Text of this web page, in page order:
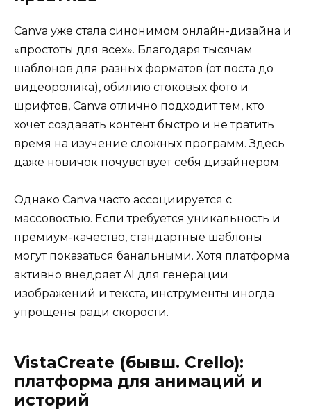
Canva уже стала синонимом онлайн-дизайна и
«простоты для всех». Благодаря тысячам
шаблонов для разных форматов (от поста до
видеоролика), обилию стоковых фото и
шрифтов, Canva отлично подходит тем, кто
хочет создавать контент быстро и не тратить
время на изучение сложных программ. Здесь
даже новичок почувствует себя дизайнером.
Однако Canva часто ассоциируется с
массовостью. Если требуется уникальность и
премиум-качество, стандартные шаблоны
могут показаться банальными. Хотя платформа
активно внедряет AI для генерации
изображений и текста, инструменты иногда
упрощены ради скорости.
VistaCreate (бывш. Crello):
платформа для анимаций и
историй